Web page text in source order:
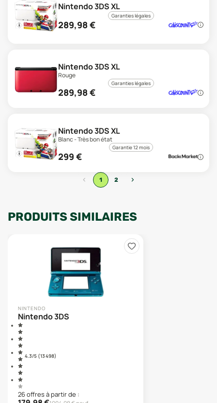
Nintendo 3DS XL
Garanties légales
289,98 €
Nintendo 3DS XL
Rouge
Garanties légales
289,98 €
Nintendo 3DS XL
Blanc - Très bon état
Garantie 12 mois
299 €
‹ 1 2 ›
PRODUITS SIMILAIRES
NINTENDO
Nintendo 3DS
4.3/5 (13 498)
26offresà partir de :